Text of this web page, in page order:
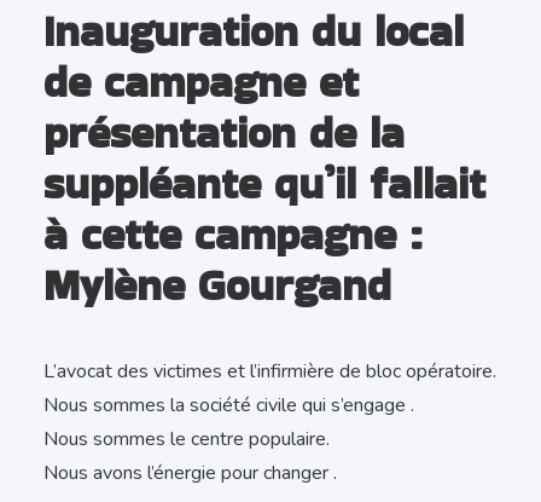
Inauguration du local
de campagne et
présentation de la
suppléante qu’il fallait
à cette campagne :
Mylène Gourgand
L’avocat des victimes et l’infirmière de bloc opératoire.
Nous sommes la société civile qui s’engage .
Nous sommes le centre populaire.
Nous avons l’énergie pour changer .